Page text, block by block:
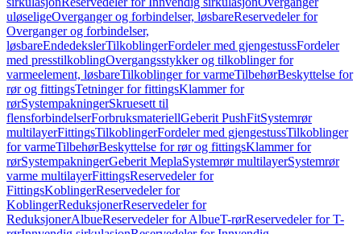
uløseligeOverganger og forbindelser, løsbareReservedeler for
Overganger og forbindelser,
løsbareEndedekslerTilkoblingerFordeler med gjengestussFordeler
med presstilkoblingOvergangsstykker og tilkoblinger for
varmeelement, løsbareTilkoblinger for varmeTilbehørBeskyttelse for
rør og fittingsTetninger for fittingsKlammer for
rørSystempakningerSkruesett til
flensforbindelserForbruksmateriellGeberit PushFitSystemrør
multilayerFittingsTilkoblingerFordeler med gjengestussTilkoblinger
for varmeTilbehørBeskyttelse for rør og fittingsKlammer for
rørSystempakningerGeberit MeplaSystemrør multilayerSystemrør
varme multilayerFittingsReservedeler for
FittingsKoblingerReservedeler for
KoblingerReduksjonerReservedeler for
ReduksjonerAlbueReservedeler for AlbueT-rørReservedeler for T-